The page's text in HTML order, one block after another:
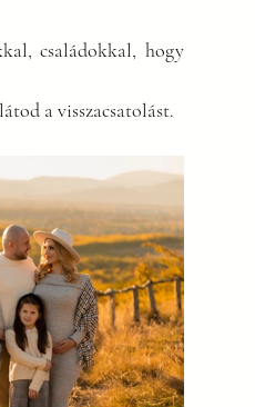
családokkal, hogy
a visszacsatolást.